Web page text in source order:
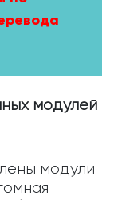
модулей
модули